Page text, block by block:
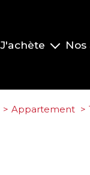
J'achète Nos
Appartement